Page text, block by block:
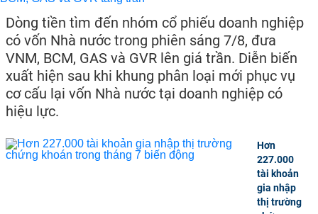
Dòng tiền tìm đến nhóm cổ phiếu doanh nghiệp
có vốn Nhà nước trong phiên sáng 7/8, đưa
VNM, BCM, GAS và GVR lên giá trần. Diễn biến
xuất hiện sau khi khung phân loại mới phục vụ
cơ cấu lại vốn Nhà nước tại doanh nghiệp có
hiệu lực.
Hơn
227.000
tài khoản
gia nhập
thị trường